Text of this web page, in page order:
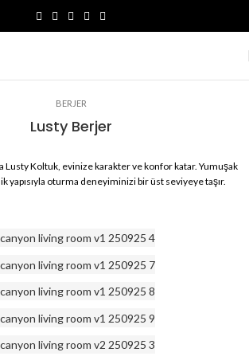
BERJER
Lusty Berjer
Lusty Koltuk, evinize karakter ve konfor katar. Yumuşak
yapısıyla oturma deneyiminizi bir üst seviyeye taşır.